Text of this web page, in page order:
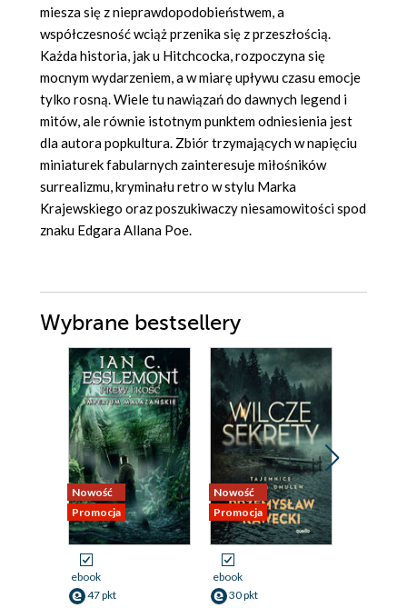
miesza się z nieprawdopodobieństwem, a
współczesność wciąż przenika się z przeszłością.
Każda historia, jak u Hitchcocka, rozpoczyna się
mocnym wydarzeniem, a w miarę upływu czasu emocje
tylko rosną. Wiele tu nawiązań do dawnych legend i
mitów, ale równie istotnym punktem odniesienia jest
dla autora popkultura. Zbiór trzymających w napięciu
miniaturek fabularnych zainteresuje miłośników
surrealizmu, kryminału retro w stylu Marka
Krajewskiego oraz poszukiwaczy niesamowitości spod
znaku Edgara Allana Poe.
Wybrane bestsellery
Nowość
Promocja
ebook
47 pkt
Nowość
Promocja
ebook
30 pkt